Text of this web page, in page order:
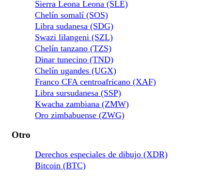
Sierra Leona Leona (SLE)
Chelín somalí (SOS)
Libra sudanesa (SDG)
Swazi lilangeni (SZL)
Chelín tanzano (TZS)
Dinar tunecino (TND)
Chelín ugandes (UGX)
Franco CFA centroafricano (XAF)
Libra sursudanesa (SSP)
Kwacha zambiana (ZMW)
Oro zimbabuense (ZWG)
Otro
Derechos especiales de dibujo (XDR)
Bitcoin (BTC)